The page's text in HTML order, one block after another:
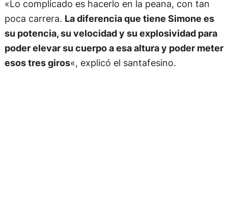
«Lo complicado es hacerlo en la peana, con tan
poca carrera. La diferencia que tiene Simone es
su potencia, su velocidad y su explosividad para
poder elevar su cuerpo a esa altura y poder meter
esos tres giros«, explicó el santafesino.